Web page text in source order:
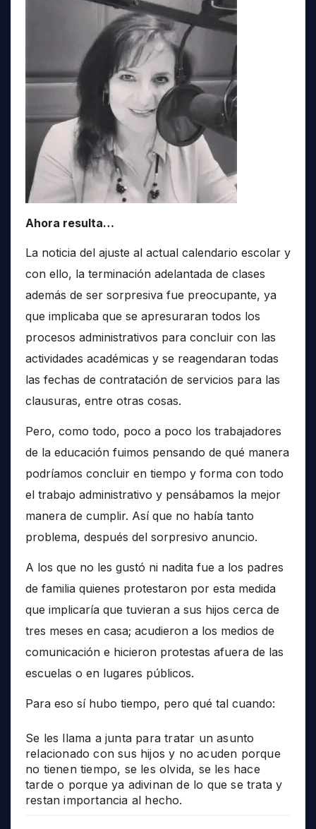
Ahora resulta…
La noticia del ajuste al actual calendario escolar y
con ello, la terminación adelantada de clases
además de ser sorpresiva fue preocupante, ya
que implicaba que se apresuraran todos los
procesos administrativos para concluir con las
actividades académicas y se reagendaran todas
las fechas de contratación de servicios para las
clausuras, entre otras cosas.
Pero, como todo, poco a poco los trabajadores
de la educación fuimos pensando de qué manera
podríamos concluir en tiempo y forma con todo
el trabajo administrativo y pensábamos la mejor
manera de cumplir. Así que no había tanto
problema, después del sorpresivo anuncio.
A los que no les gustó ni nadita fue a los padres
de familia quienes protestaron por esta medida
que implicaría que tuvieran a sus hijos cerca de
tres meses en casa; acudieron a los medios de
comunicación e hicieron protestas afuera de las
escuelas o en lugares públicos.
Para eso sí hubo tiempo, pero qué tal cuando:
Se les llama a junta para tratar un asunto
relacionado con sus hijos y no acuden porque
no tienen tiempo, se les olvida, se les hace
tarde o porque ya adivinan de lo que se trata y
restan importancia al hecho.